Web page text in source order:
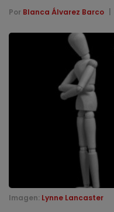
Por Blanca Álvarez Barco
Imagen: Lynne Lancaster